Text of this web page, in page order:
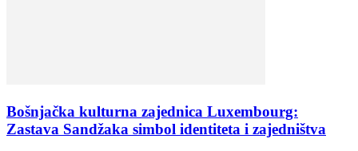
Bošnjačka kulturna zajednica Luxembourg:
Zastava Sandžaka simbol identiteta i zajedništva